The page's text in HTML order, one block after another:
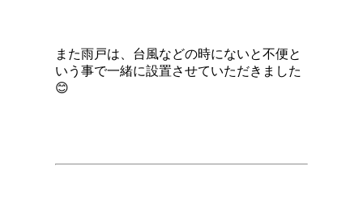
また雨戸は、台風などの時にないと不便と
いう事で一緒に設置させていただきました
😊